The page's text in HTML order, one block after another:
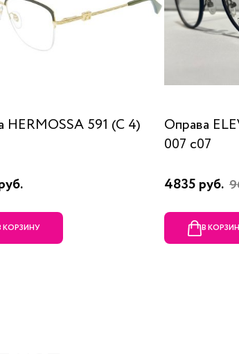
HERMOSSA 591 (C 4)
КОРЗИНУ
Оправа
007 c07
4835 руб.
В